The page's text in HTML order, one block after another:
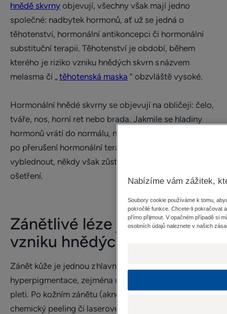
hnědě skvrny objevují, všechny však mají jedno
společné: nadbytek hormonů, ať už se jedná o
těhotenství, hormonální antikoncepci či hormonální
substituční terapii. Těhotenství je období, během
kterého je riziko vzniku hnědých skvrn s názvem
melasma či „ těhotenská maska “ obzvláště vysoké.
Hormonální hnědé skvrny se objevují na obličeji: čelo,
tváře, nos, horní ret nebo brada. Jakmile se hladiny
hormonů vrátí do normálu, například po porodu nebo
po přerušení hormonální terapie, skvrny zpravidla
vyblednout, někdy však zůstávají a vyžadují vhodné
ošetření.
Zánětlivé léze jako příčina
vzniku hnědých skvrn
Zánět kůže je jednou z hlavních příčin vzniku
hyperpigmentace, zejména u lidí s tmavou barvou
pleti. Po kožním zánětu (akné, ekzém, psoriáza,
chemický peeling či laserové ošetření) nebo
Nabízíme vám zážitek,
Soubory cookie používáme k tomu,
pokročilé funkce. Chcete-li pokračovat
přímo přijmout. V opačném případě si
osobních údajů naleznete v našich